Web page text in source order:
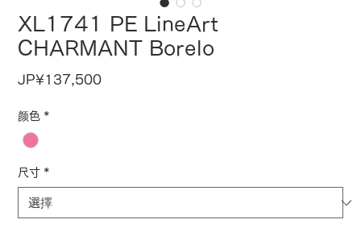
XL1741 PE LineArt
CHARMANT Borelo
JP¥137,500價
颜色 *
尺寸 *